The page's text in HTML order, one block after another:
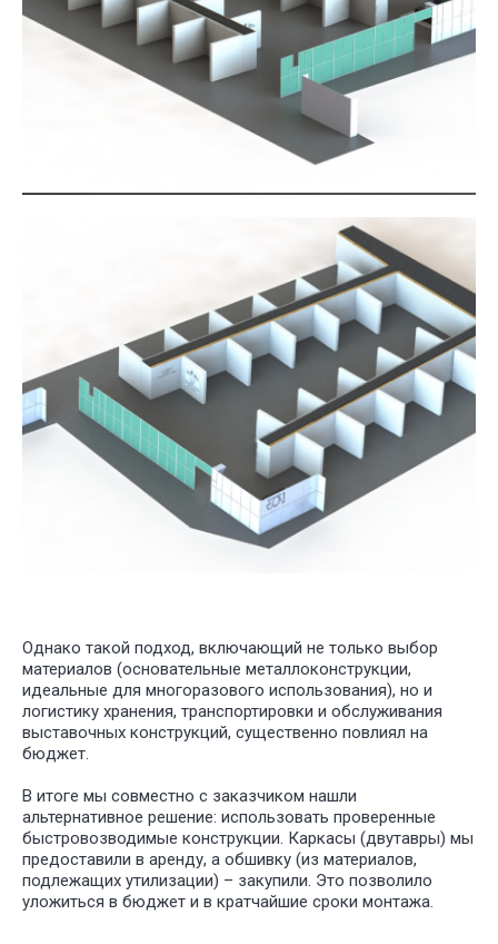
Однако такой подход, включающий не только выбор
материалов (основательные металлоконструкции,
идеальные для многоразового использования), но и
логистику хранения, транспортировки и обслуживания
выставочных конструкций, существенно повлиял на
бюджет.
В итоге мы совместно с заказчиком нашли
альтернативное решение: использовать проверенные
быстровозводимые конструкции. Каркасы (двутавры) мы
предоставили в аренду, а обшивку (из материалов,
подлежащих утилизации) – закупили. Это позволило
уложиться в бюджет и в кратчайшие сроки монтажа.